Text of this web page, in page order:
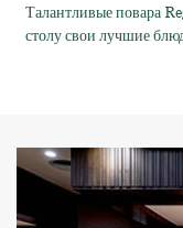
Талантливые повара
столу свои лучшие